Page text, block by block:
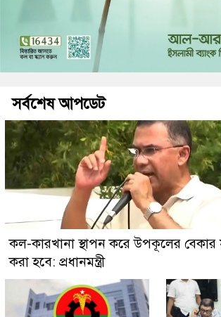
সর্বশেষ আপডেট
কল-কারখানা স্থাপন করে উপকূলের বেকার
করা হবে: প্রধানমন্ত্রী